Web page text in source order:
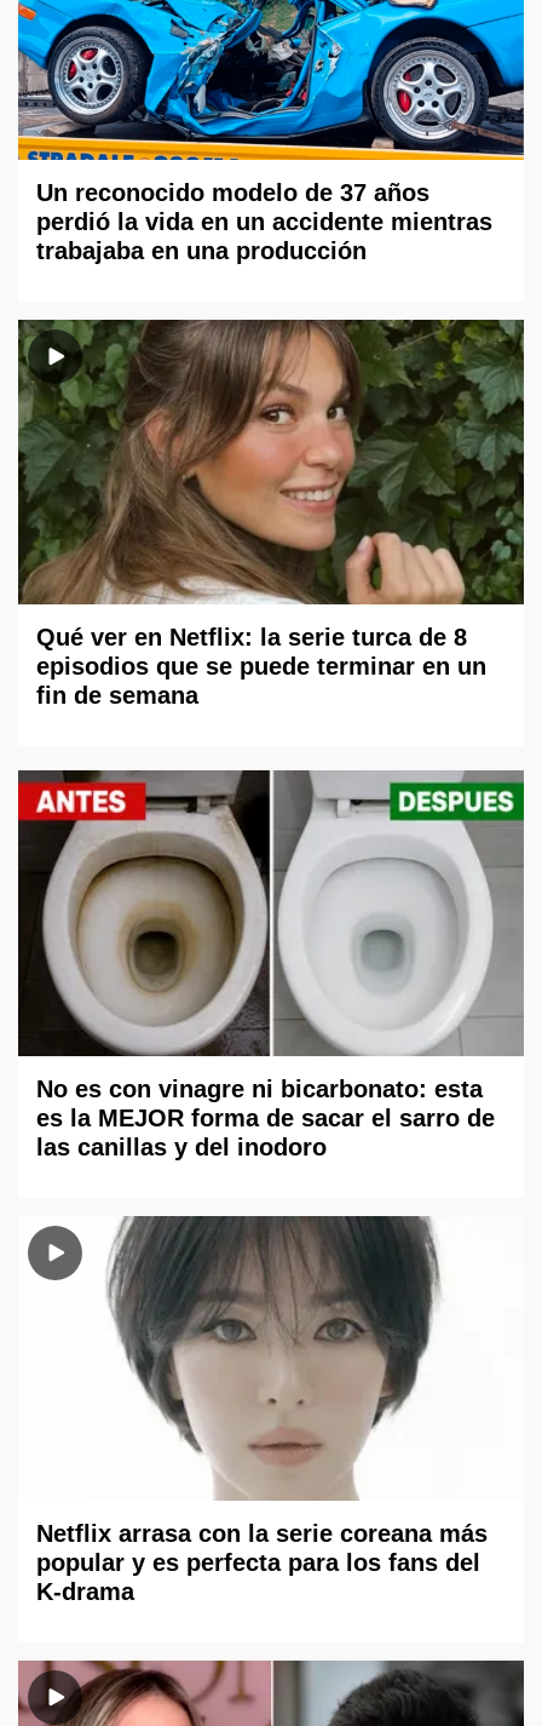
Un reconocido modelo de 37 años
perdió la vida en un accidente mientras
trabajaba en una producción
Qué ver en Netflix: la serie turca de 8
episodios que se puede terminar en un
fin de semana
No es con vinagre ni bicarbonato: esta
es la MEJOR forma de sacar el sarro de
las canillas y del inodoro
Netflix arrasa con la serie coreana más
popular y es perfecta para los fans del
K-drama